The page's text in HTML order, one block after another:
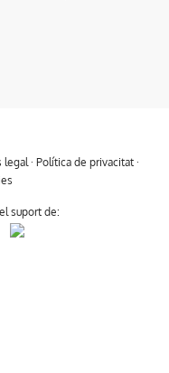
legal · Política de privacitat·
suport de: